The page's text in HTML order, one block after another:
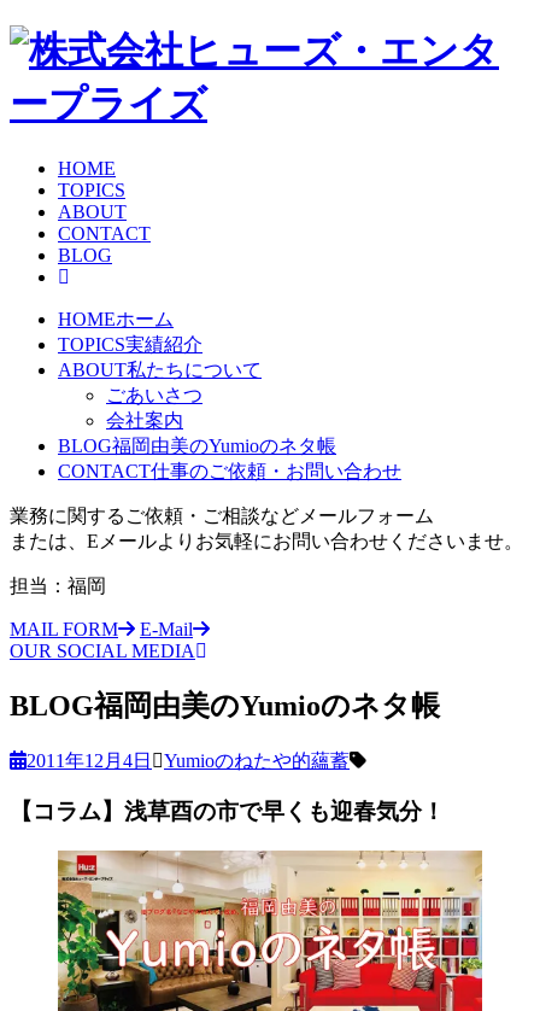
HOME
TOPICS
ABOUT
CONTACT
BLOG
HOMEホーム
TOPICS実績紹介
ABOUT私たちについて
ごあいさつ
会社案内
BLOG福岡由美のYumioのネタ帳
CONTACT仕事のご依頼・お問い合わせ
業務に関するご依頼・ご相談などメールフォーム
または、Eメールよりお気軽にお問い合わせくださいませ。
担当：福岡
MAIL FORM
E-Mail
OUR SOCIAL MEDIA
BLOG福岡由美のYumioのネタ帳
2011年12月4日 Yumioのねたや的蘊蓄
【コラム】浅草酉の市で早くも迎春気分！